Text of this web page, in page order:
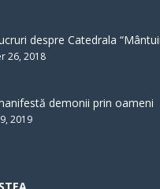
despre Catedrala
26, 2018
demonii prin oameni
2019